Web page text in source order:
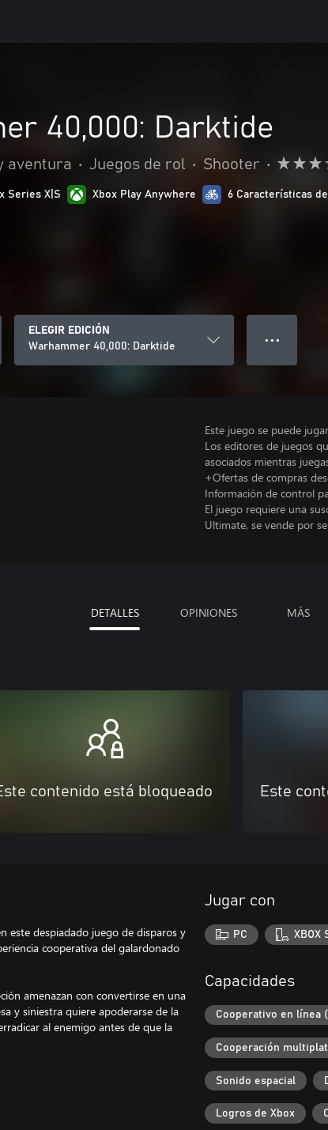
40,000: Darktide
aventura • Juegos de rol • Shooter •
Series X|S Xbox Play Anywhere 6 Características
ELEGIR EDICIÓN
Warhammer 40,000: Darktide
● ● ●
Este juego se puede
Los editores de juegos
asociados mientras
+Ofertas de compras
Información de control
El juego requiere una
Ultimate, se vende por
DETALLES OPINIONES MÁS
contenido está bloqueado Este
este despiadado juego de disparos y
cooperativa del galardonado
amenazan con convertirse en una
y siniestra quiere apoderarse de la
al enemigo antes de que la
Jugar con
PC XBOX
Capacidades
Cooperativo en línea
Cooperación
Sonido espacial
Logros de Xbox